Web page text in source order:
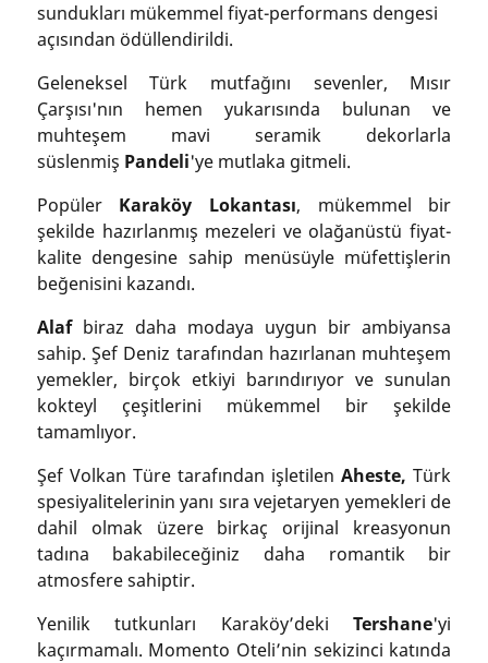
sundukları mükemmel fiyat-performans dengesi
açısından ödüllendirildi.
Geleneksel Türk mutfağını sevenler, Mısır
Çarşısı'nın hemen yukarısında bulunan ve
muhteşem mavi seramik dekorlarla
süslenmiş Pandeli'ye mutlaka gitmeli.
Popüler Karaköy Lokantası, mükemmel bir
şekilde hazırlanmış mezeleri ve olağanüstü fiyat-
kalite dengesine sahip menüsüyle müfettişlerin
beğenisini kazandı.
Alafbiraz daha modaya uygun bir ambiyansa
sahip. Şef Deniz tarafından hazırlanan muhteşem
yemekler, birçok etkiyi barındırıyor ve sunulan
kokteyl çeşitlerini mükemmel bir şekilde
tamamlıyor.
Şef Volkan Türe tarafından işletilenAheste, Türk
spesiyalitelerinin yanı sıra vejetaryen yemekleri de
dahil olmak üzere birkaç orijinal kreasyonun
tadına bakabileceğiniz daha romantik bir
atmosfere sahiptir.
Yenilik tutkunları Karaköy’dekiTershane'yi
kaçırmamalı. Momento Oteli’nin sekizinci katında